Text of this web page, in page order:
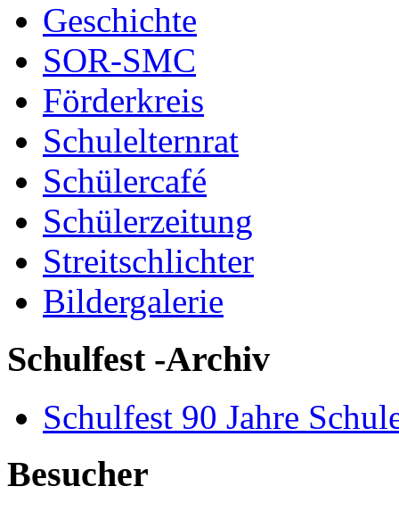
Geschichte
SOR-SMC
Förderkreis
Schulelternrat
Schülercafé
Schülerzeitung
Streitschlichter
Bildergalerie
Schulfest -Archiv
Schulfest 90 Jahre
Besucher